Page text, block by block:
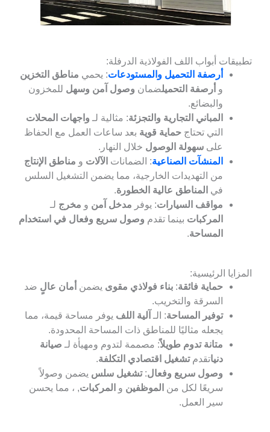
أبواب اللف الفولاذية الدرفلة:
أرصفة التحميل والمستودعات: يحميمناطق التخزين
أرصفة التحميلضمانوصول آمن وسهلللمخزون
والبضائع.
المباني التجارية والتجزئة : مثالية لـواجهات المحلات
التي تحتاجحماية قويةبعد ساعات العمل مع الحفاظ
سهولة الوصول خلال النهار.
المنشآت الصناعية : الضماناتالآلاتو مناطق الإنتاج
من التهديدات الخارجية، مما يضمن التشغيل السلس
المناطق عالية الخطورة .
مواقف السيارات: يوفرمدخل آمنومخرج لـ
المركباتبينما تقدموصول سريع وفعال في استخدام
.
الرئيسية:
حماية فائقة:بناء فولاذي مقوىيضمنأمان عالٍضد
السرقة والتخريب.
توفير المساحة
: الـآلية اللف يوفر مساحة قيمة، مما
يجعله مثاليًا للمناطق ذات المساحة المحدودة.
متانة تدوم طويلاً: مصممة لتدوم ومهيأة لـصيانة
تقدمتشغيل اقتصادي التكلفة.
وصول سريع وفعال: تشغيل سلسيضمن وصولاً
سريعًا لكل من الموظفينوالمركبات, ، مما يحسن
سير العمل.